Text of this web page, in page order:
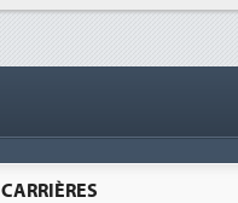
CARRIÈRES